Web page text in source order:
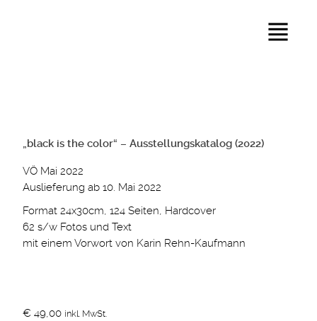
„black is the color“ – Ausstellungskatalog (2022)
VÖ Mai 2022
Auslieferung ab 10. Mai 2022
Format 24x30cm, 124 Seiten, Hardcover
62 s/w Fotos und Text
mit einem Vorwort von Karin Rehn-Kaufmann
€ 49,00 inkl. MwSt.